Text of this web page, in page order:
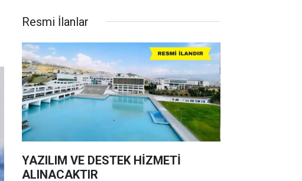
Resmi İlanlar
YAZILIM VE DESTEK HİZMETİ
ALINACAKTIR